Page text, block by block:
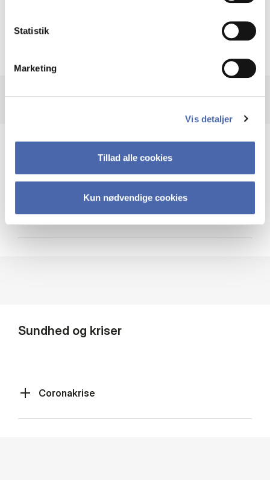
Statistik
Marketing
Vis detaljer
Tillad alle cookies
Kun nødvendige cookies
Krigen i Ukraine
Cybersikkerhed
Sundhed og kriser
Coronakrise